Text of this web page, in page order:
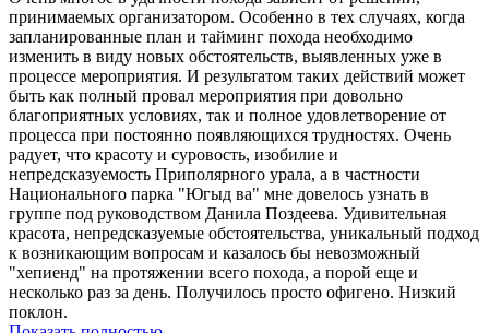
принимаемых организатором. Особенно в тех случаях, когда
запланированные план и тайминг похода необходимо
изменить в виду новых обстоятельств, выявленных уже в
процессе мероприятия. И результатом таких действий может
быть как полный провал мероприятия при довольно
благоприятных условиях, так и полное удовлетворение от
процесса при постоянно появляющихся трудностях. Очень
радует, что красоту и суровость, изобилие и
непредсказуемость Приполярного урала, а в частности
Национального парка "Югыд ва" мне довелось узнать в
группе под руководством Данила Поздеева. Удивительная
красота, непредсказуемые обстоятельства, уникальный подход
к возникающим вопросам и казалось бы невозможный
"хепиенд" на протяжении всего похода, а порой еще и
несколько раз за день. Получилось просто офигено. Низкий
поклон.